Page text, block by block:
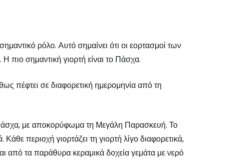
ρόλο. Αυτό σημαίνει ότι οι εορτασμοί των
πιο σημαντική γιορτή είναι το Πάσχα.
πέφτει σε διαφορετική ημερομηνία από τη
Πάσχα, με αποκορύφωμα τη Μεγάλη Παρασκευή. Το
περιοχή γιορτάζει τη γιορτή λίγο διαφορετικά,
από τα παράθυρα κεραμικά δοχεία γεμάτα με νερό